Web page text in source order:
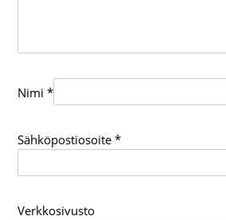
Nimi*
Sähköpostiosoite*
Verkkosivusto